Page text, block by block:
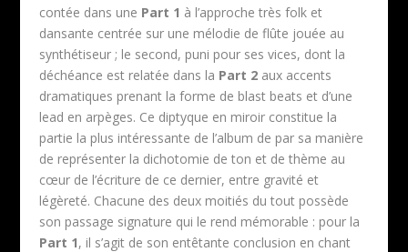
contée dans une Part 1 à l’approche très folk et
dansante centrée sur une mélodie de flûte jouée au
synthétiseur ; le second, puni pour ses vices, dont la
déchéance est relatée dans la Part 2aux accents
dramatiques prenant la forme de blast beats et d’une
lead en arpèges. Ce diptyque en miroir constitue la
partie la plus intéressante de l’album de par sa manière
de représenter la dichotomie de ton et de thème au
cœur de l’écriture de ce dernier, entre gravité et
légèreté. Chacune des deux moitiés du tout possède
son passage signature qui le rend mémorable : pour la
Part 1, il s’agit de son entêtante conclusion en chant